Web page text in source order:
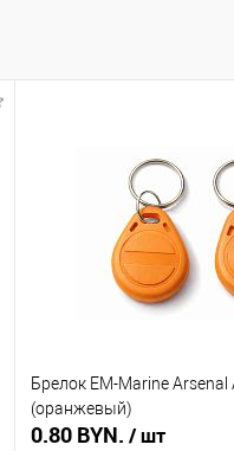
Брелок EM-Marine Arsenal
(оранжевый)
0.80 BYN. / шт